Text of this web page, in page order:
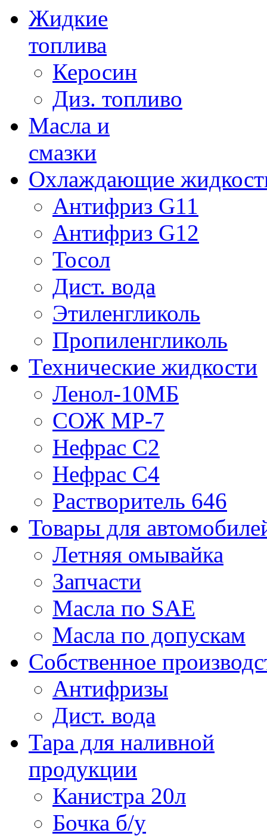
Жидкие
топлива
Керосин
Диз. топливо
Масла и
смазки
Охлаждающие
Антифриз G11
Антифриз G12
Тосол
Дист. вода
Этиленгликоль
Пропиленгликоль
Технические жидкости
Ленол-10МБ
СОЖ МР-7
Нефрас С2
Нефрас С4
Растворитель 646
Товары для
Летняя омывайка
Запчасти
Масла по SAE
Масла по допускам
Собственное
Антифризы
Дист. вода
Тара для наливной
продукции
Канистра 20л
Бочка б/у